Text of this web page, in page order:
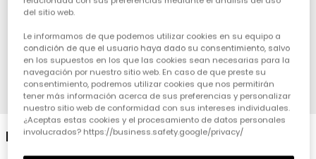
1 2 3 4 5 6
Manta y un doudou de bebe estampado
del sitio web.
Le informamos de que podemos utilizar cookies en su equipo a
condición de que el usuario haya dado su consentimiento, salvo
en los supuestos en los que las cookies sean necesarias para la
navegación por nuestro sitio web. En caso de que preste su
consentimiento, podremos utilizar cookies que nos permitirán
tener más información acerca de sus preferencias y personalizar
nuestro sitio web de conformidad con sus intereses individuales.
¿Aceptas estas cookies y el procesamiento de datos personales
involucrados? https://business.safety.google/privacy/